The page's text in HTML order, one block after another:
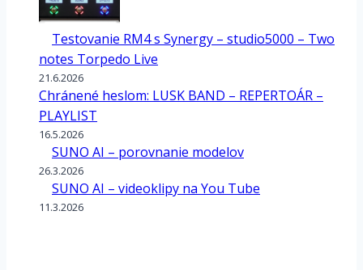
Testovanie RM4 s Synergy – studio5000 – Two
notes Torpedo Live
21.6.2026
Chránené heslom: LUSK BAND – REPERTOÁR –
PLAYLIST
16.5.2026
SUNO AI – porovnanie modelov
26.3.2026
SUNO AI – videoklipy na You Tube
11.3.2026